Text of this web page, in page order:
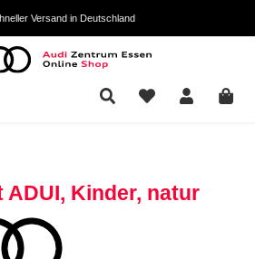
Versand in Deutschland
ADUI, Kinder, natur